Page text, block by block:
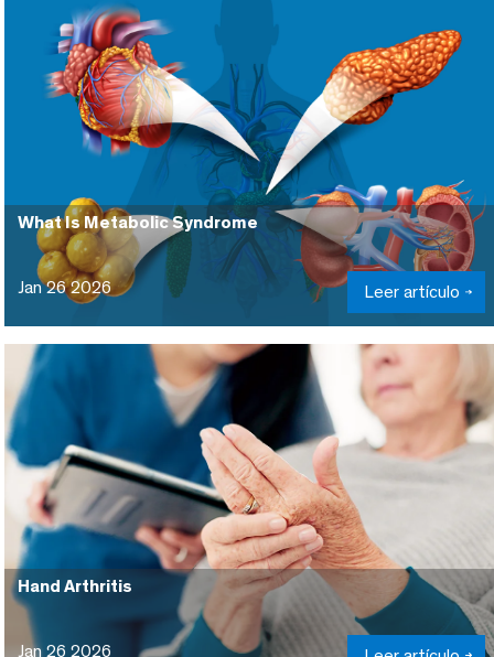
What Is Metabolic Syndrome
Jan 26 2026 Leer artículo
Hand Arthritis
Jan 26 2026